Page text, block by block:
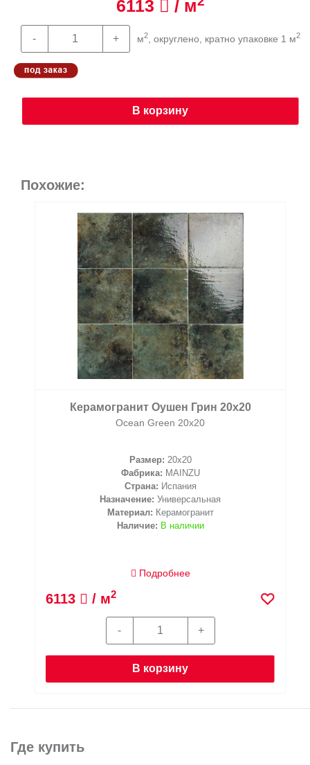
6113 / м
м2, округлено, кратно упаковке 1 м2
В корзину
Похожие:
Керамогранит Оушен Грин 20х20
Ocean Green 20х20
Размер: 20x20
Фабрика: MAINZU
Страна: Испания
Назначение: Универсальная
Материал: Керамогранит
Наличие: В наличии
Подробнее
6113 / м2
В корзину
Где купить